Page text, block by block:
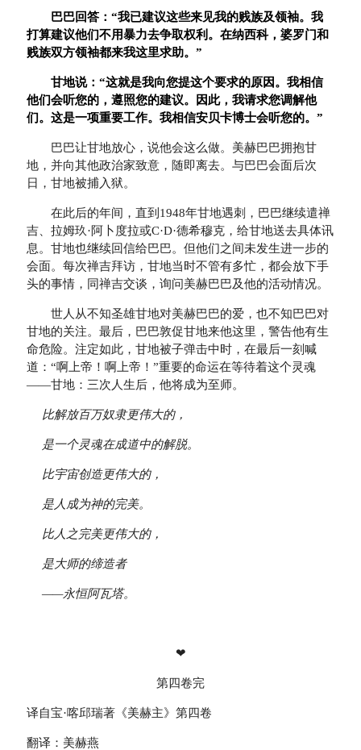
巴巴回答： “我已建议这些来见我的贱族及领袖。我
打算建议他们不用暴力去争取权利。在纳西科，婆罗门和
贱族双方领袖都来我这里求助。 ”
甘地说： “这就是我向您提这个要求的原因。我相信
他们会听您的，遵照您的建议。因此，我请求您调解他
们。这是一项重要工作。我相信安贝卡博士会听您的。 ”
巴巴让甘地放心，说他会这么做。美赫巴巴拥抱甘
地，并向其他政治家致意，随即离去。与巴巴会面后次
日，甘地被捕入狱。
在此后的年间，直到1948年甘地遇刺，巴巴继续遣禅
吉、拉姆玖·阿卜度拉或C·D·德希穆克，给甘地送去具体讯
息。甘地也继续回信给巴巴。但他们之间未发生进一步的
会面。每次禅吉拜访，甘地当时不管有多忙，都会放下手
头的事情，同禅吉交谈，询问美赫巴巴及他的活动情况。
世人从不知圣雄甘地对美赫巴巴的爱，也不知巴巴对
甘地的关注。最后，巴巴敦促甘地来他这里，警告他有生
命危险。注定如此，甘地被子弹击中时，在最后一刻喊
道：“啊上帝！啊上帝！”重要的命运在等待着这个灵魂
——甘地：三次人生后，他将成为至师。
比解放百万奴隶更伟大的，
是一个灵魂在成道中的解脱。
比宇宙创造更伟大的，
是人成为神的完美。
比人之完美更伟大的，
是大师的缔造者
——永恒阿瓦塔。
❤
第四卷完
译自宝·喀邱瑞著《美赫主》第四卷
翻译：美赫燕